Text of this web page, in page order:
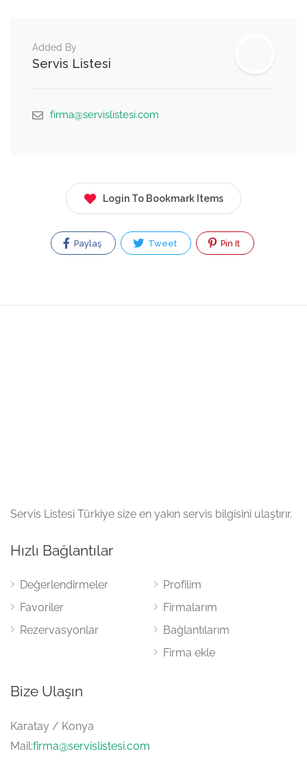
Added By
Servis Listesi
firma@servislistesi.com
Login To Bookmark Items
Paylaş Tweet Pin It
Servis Listesi Türkiye size en yakın servis bilgisini ulaştırır.
Hızlı Bağlantılar
Değerlendirmeler
Favoriler
Rezervasyonlar
Profilim
Firmalarım
Bağlantılarım
Firma ekle
Bize Ulaşın
Karatay / Konya
Mail:firma@servislistesi.com